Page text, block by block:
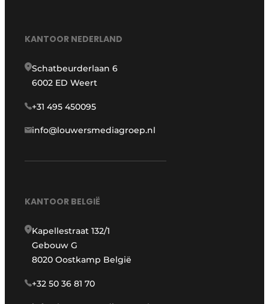
KANTOOR NEDERLAND
Schatbeurderlaan 6
6002 ED Weert
+31 495 450095
info@louwersmediagroep.nl
KANTOOR BELGIË
Kapellestraat 132/1
Gebouw G
8020 Oostkamp België
+32 50 36 81 70